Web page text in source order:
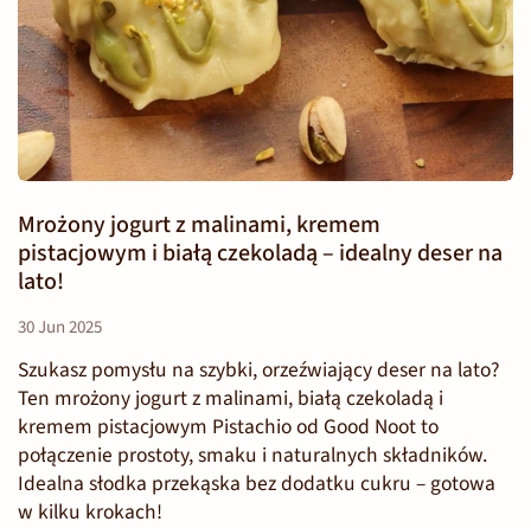
Mrożony jogurt z malinami, kremem
pistacjowym i białą czekoladą – idealny deser na
lato!
30 Jun 2025
Szukasz pomysłu na szybki, orzeźwiający deser na lato?
Ten mrożony jogurt z malinami, białą czekoladą i
kremem pistacjowym Pistachio od Good Noot to
połączenie prostoty, smaku i naturalnych składników.
Idealna słodka przekąska bez dodatku cukru – gotowa
w kilku krokach!